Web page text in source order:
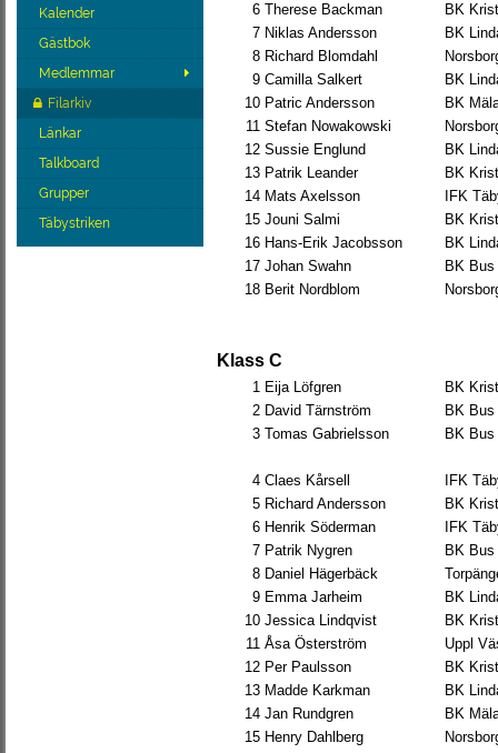
Kalender
Gästbok
Medlemmar
Filarkiv
Länkar
Talkboard
Grupper
Täbystriken
6 Therese Backman
BK
7 Niklas Andersson
BK
8 Richard Blomdahl
9 Camilla Salkert
BK
10 Patric Andersson
BK
11 Stefan Nowakowski
12 Sussie Englund
BK
13 Patrik Leander
BK
14 Mats Axelsson
IFK
15 Jouni Salmi
BK
16 Hans-Erik Jacobsson
BK
17 Johan Swahn
BK Bus
18 Berit Nordblom
Klass C
1 Eija Löfgren
BK
2 David Tärnström
BK Bus
3 Tomas Gabrielsson BK Bus
4 Claes Kårsell
IFK
5 Richard Andersson
BK
6 Henrik Söderman
IFK
7 Patrik Nygren
BK Bus
8 Daniel Hägerbäck
9 Emma Jarheim
BK
10 Jessica Lindqvist
BK
11 Åsa Österström
Uppl
12 Per Paulsson
BK
13 Madde Karkman
BK
14 Jan Rundgren
BK
15 Henry Dahlberg